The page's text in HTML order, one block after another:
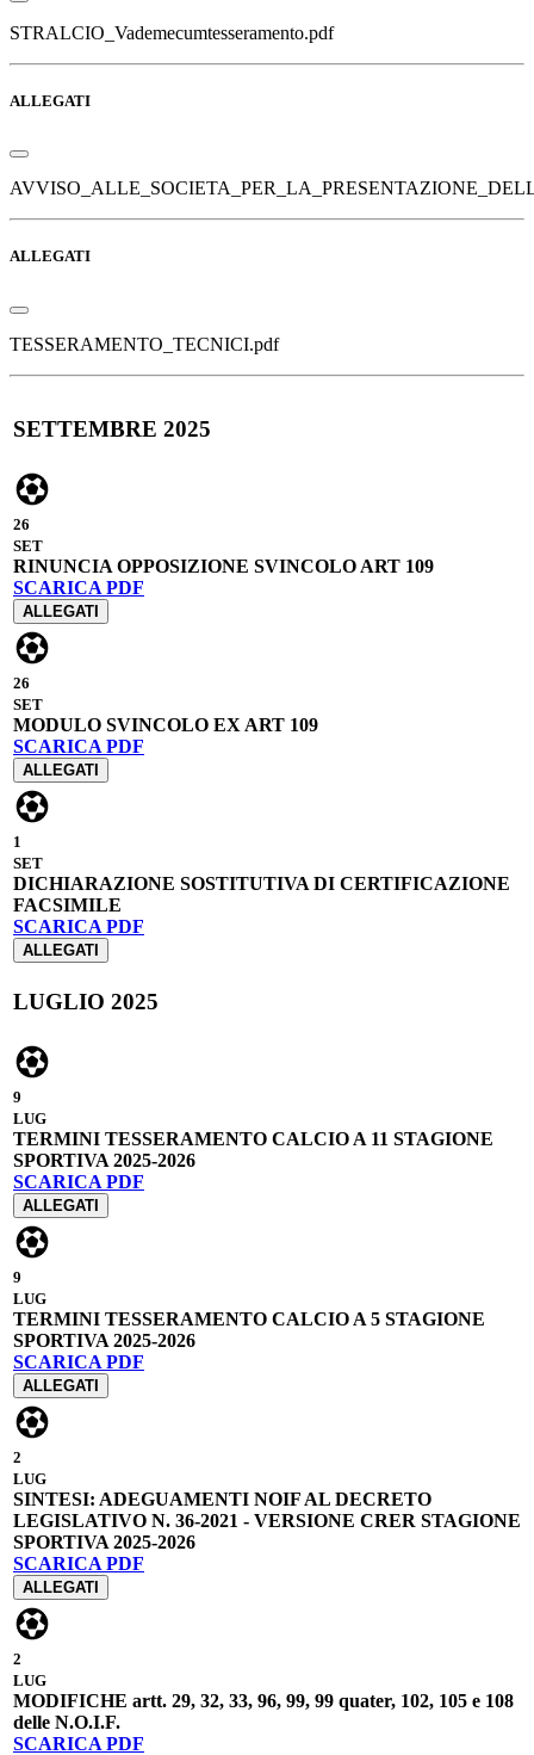
STRALCIO_Vademecumtesseramento.pdf
ALLEGATI
ALLEGATI
TESSERAMENTO_TECNICI.pdf
SETTEMBRE 2025
26
SET
RINUNCIA OPPOSIZIONE SVINCOLO ART 109
SCARICA PDF
ALLEGATI
26
SET
MODULO SVINCOLO EX ART 109
SCARICA PDF
ALLEGATI
1
SET
DICHIARAZIONE SOSTITUTIVA DI CERTIFICAZIONE
FACSIMILE
SCARICA PDF
ALLEGATI
LUGLIO 2025
9
LUG
TERMINI TESSERAMENTO CALCIO A 11 STAGIONE
SPORTIVA 2025-2026
SCARICA PDF
ALLEGATI
9
LUG
TERMINI TESSERAMENTO CALCIO A 5 STAGIONE
SPORTIVA 2025-2026
SCARICA PDF
ALLEGATI
2
LUG
SINTESI: ADEGUAMENTI NOIF AL DECRETO
LEGISLATIVO N. 36-2021 - VERSIONE CRER STAGIONE
SPORTIVA 2025-2026
SCARICA PDF
ALLEGATI
2
LUG
MODIFICHE artt. 29, 32, 33, 96, 99, 99 quater, 102, 105 e 108
delle N.O.I.F.
SCARICA PDF